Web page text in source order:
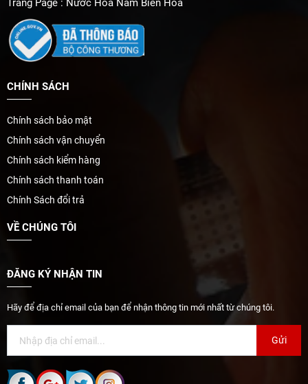
Trang Page : Nước Hoa Nam Biên Hoà
CHÍNH SÁCH
Chính sách bảo mật
Chính sách vận chuyển
Chính sách kiểm hàng
Chính sách thanh toán
Chính Sách đổi trả
VỀ CHÚNG TÔI
ĐĂNG KÝ NHẬN TIN
Hãy để địa chỉ email của bạn để nhận thông tin mới nhất từ chúng tôi.
Gửi